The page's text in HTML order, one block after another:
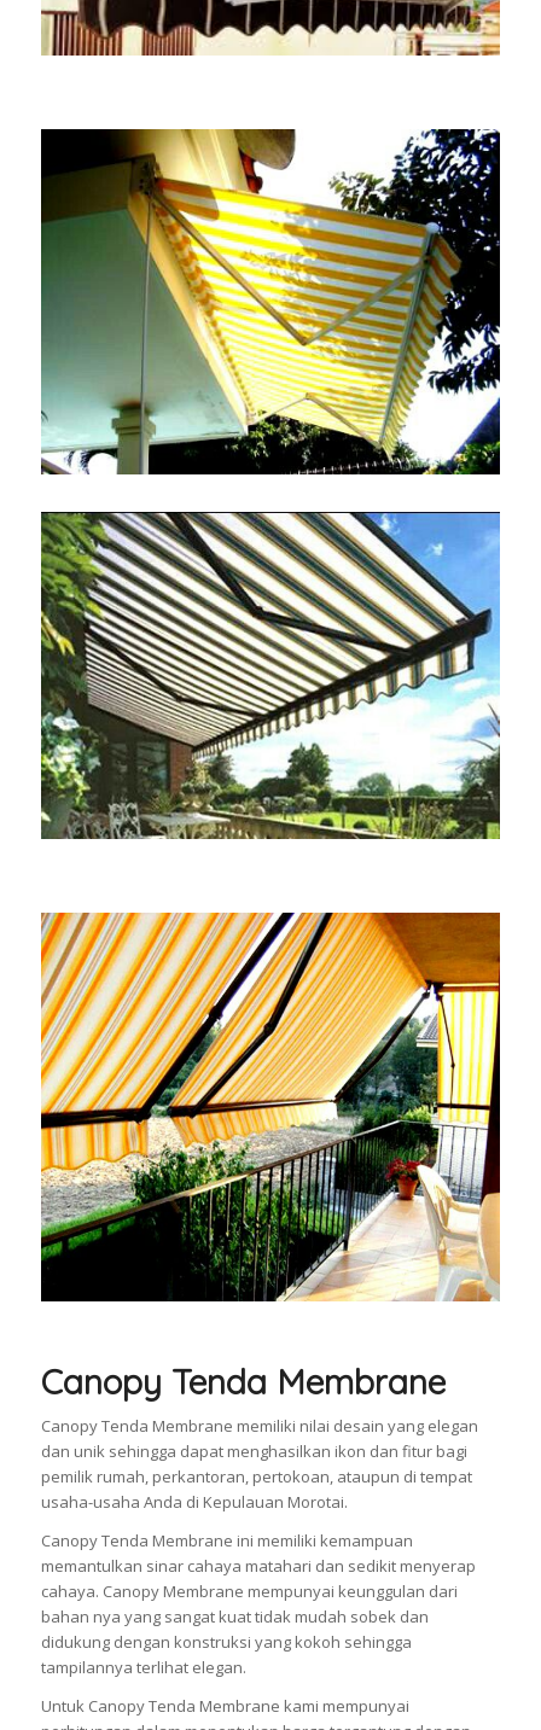
Canopy Tenda Membrane
Canopy Tenda Membrane memiliki nilai desain yang elegan
dan unik sehingga dapat menghasilkan ikon dan fitur bagi
pemilik rumah, perkantoran, pertokoan, ataupun di tempat
usaha-usaha Anda di Kepulauan Morotai.
Canopy Tenda Membrane ini memiliki kemampuan
memantulkan sinar cahaya matahari dan sedikit menyerap
cahaya. Canopy Membrane mempunyai keunggulan dari
bahan nya yang sangat kuat tidak mudah sobek dan
didukung dengan konstruksi yang kokoh sehingga
tampilannya terlihat elegan.
Untuk Canopy Tenda Membrane kami mempunyai